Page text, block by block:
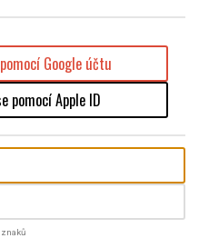
Google účtu
pomocí Apple ID
znaků